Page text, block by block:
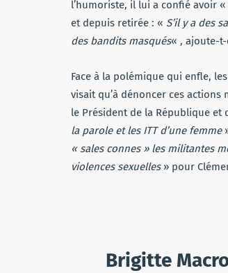
l’humoriste, il lui a confié avoir
et depuis retirée : « S’il y a des
des bandits masqués« , ajoute-t-
Face à la polémique qui enfle,
visait qu’à dénoncer ces
le Président de la République et
la parole et les ITT d’une femme
« sales connes » les militantes
violences sexuelles» pour
Brigitte